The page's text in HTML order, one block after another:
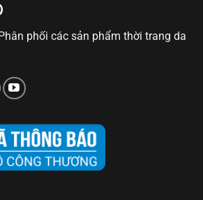
phối các sản phẩm thời trang da